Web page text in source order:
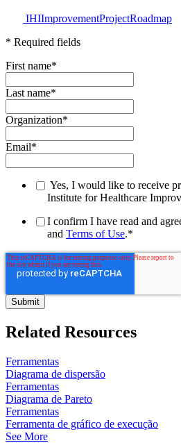
IHIImprovementProjectRoadmap
* Required fields
First name*
Last name*
Organization*
Email*
Yes, I would like to receive
Institute for Healthcare
I confirm I have read and
and Terms of Use.*
Related Resources
Ferramentas
Diagrama de dispersão
Ferramentas
Diagrama de Pareto
Ferramentas
Ferramenta de gráfico de execução
See More